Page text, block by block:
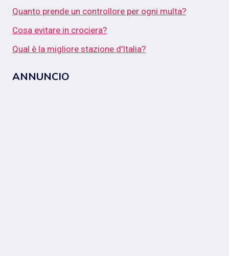
Quanto prende un controllore per ogni multa?
Cosa evitare in crociera?
Qual è la migliore stazione d'Italia?
ANNUNCIO